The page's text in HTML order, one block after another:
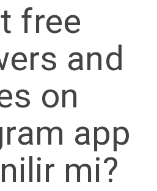
free
and
on
app
mi?